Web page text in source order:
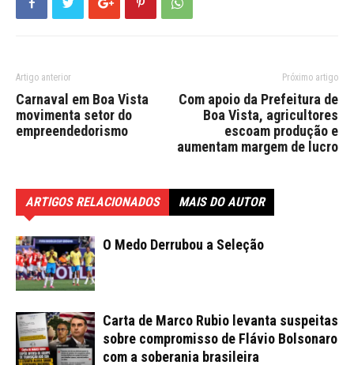
Artigo anterior
Carnaval em Boa Vista
movimenta setor do
empreendedorismo
Próximo artigo
Com apoio da Prefeitura de
Boa Vista, agricultores
escoam produção e
aumentam margem de lucro
ARTIGOS RELACIONADOS MAIS DO AUTOR
O Medo Derrubou a Seleção
Carta de Marco Rubio levanta suspeitas
sobre compromisso de Flávio Bolsonaro
com a soberania brasileira